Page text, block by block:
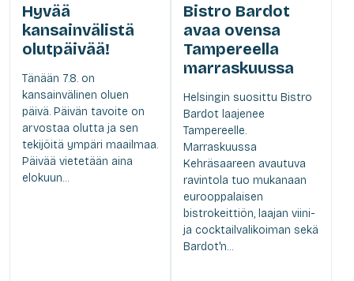
Hyvää
kansainvälistä
olutpäivää!
Tänään 7.8. on
kansainvälinen oluen
päivä. Päivän tavoite on
arvostaa olutta ja sen
tekijöitä ympäri maailmaa.
Päivää vietetään aina
elokuun...
Bistro Bardot
avaa ovensa
Tampereella
marraskuussa
Helsingin suosittu Bistro
Bardot laajenee
Tampereelle.
Marraskuussa
Kehräsaareen avautuva
ravintola tuo mukanaan
eurooppalaisen
bistrokeittiön, laajan viini-
ja cocktailvalikoiman sekä
Bardot'n...